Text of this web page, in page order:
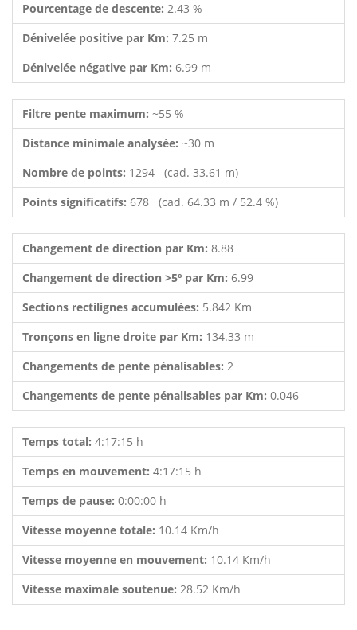
Pourcentage de descente: 2.43 %
Dénivelée positive par Km: 7.25 m
Dénivelée négative par Km: 6.99 m
Filtre pente maximum: ~55 %
Distance minimale analysée: ~30 m
Nombre de points: 1294 (cad. 33.61 m)
Points significatifs: 678 (cad. 64.33 m / 52.4 %)
Changement de direction par Km: 8.88
Changement de direction >5º par Km: 6.99
Sections rectilignes accumulées: 5.842 Km
Tronçons en ligne droite par Km: 134.33 m
Changements de pente pénalisables: 2
Changements de pente pénalisables par Km: 0.046
Temps total: 4:17:15 h
Temps en mouvement: 4:17:15 h
Temps de pause: 0:00:00 h
Vitesse moyenne totale: 10.14 Km/h
Vitesse moyenne en mouvement: 10.14 Km/h
Vitesse maximale soutenue: 28.52 Km/h